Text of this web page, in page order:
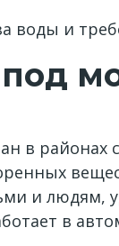
воды и
в
и
в